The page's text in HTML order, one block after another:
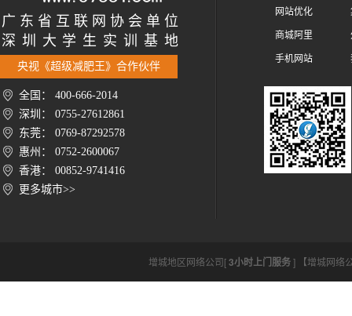
广 东 省 互 联 网 协 会 单 位
深 圳 大 学 生 实 训 基 地
央视《超级减肥王》合作伙伴
全国： 400-666-2014
深圳： 0755-27612861
东莞： 0769-87292578
惠州： 0752-2600067
香港： 00852-9741416
更多城市>>
网站优化
商城阿里
手机网站
增城地区网络公司[3小时上门服务] 【增城网络